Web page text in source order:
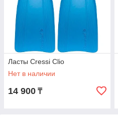
Ласты Cressi Clio
Нет в наличии
14 900 ₸